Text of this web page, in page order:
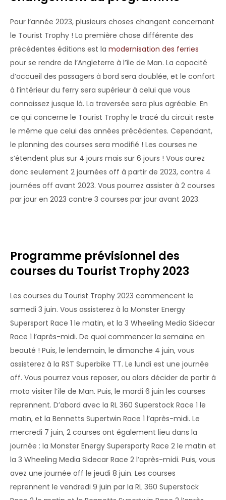
Pour l’année 2023, plusieurs choses changent concernant
le Tourist Trophy ! La première chose différente des
précédentes éditions est la modernisation des ferries
pour se rendre de l’Angleterre à l’île de Man. La capacité
d’accueil des passagers à bord sera doublée, et le confort
à l’intérieur du ferry sera supérieur à celui que vous
connaissez jusque là. La traversée sera plus agréable. En
ce qui concerne le Tourist Trophy le tracé du circuit reste
le même que celui des années précédentes. Cependant,
le planning des courses sera modifié ! Les courses ne
s’étendent plus sur 4 jours mais sur 6 jours ! Vous aurez
donc seulement 2 journées off à partir de 2023, contre 4
journées off avant 2023. Vous pourrez assister à 2 courses
par jour en 2023 contre 3 courses par jour avant 2023.
Programme prévisionnel des
courses du Tourist Trophy 2023
Les courses du Tourist Trophy 2023 commencent le
samedi 3 juin. Vous assisterez à la Monster Energy
Supersport Race 1 le matin, et la 3 Wheeling Media Sidecar
Race 1 l’après-midi. De quoi commencer la semaine en
beauté ! Puis, le lendemain, le dimanche 4 juin, vous
assisterez à la RST Superbike TT. Le lundi est une journée
off. Vous pourrez vous reposer, ou alors décider de partir à
moto visiter l’île de Man. Puis, le mardi 6 juin les courses
reprennent. D’abord avec la RL 360 Superstock Race 1 le
matin, et la Bennetts Supertwin Race 1 l’après-midi. Le
mercredi 7 juin, 2 courses ont également lieu dans la
journée : la Monster Energy Supersporty Race 2 le matin et
la 3 Wheeling Media Sidecar Race 2 l’après-midi. Puis, vous
avez une journée off le jeudi 8 juin. Les courses
reprennent le vendredi 9 juin par la RL 360 Superstock